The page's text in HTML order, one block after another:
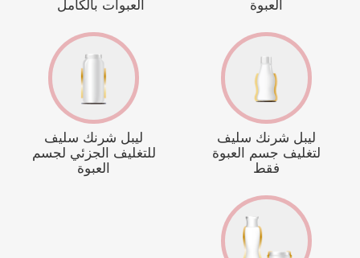
العبوة
العبوات بالكامل
ليبل شرنك سليف
لتغليف جسم العبوة
فقط
ليبل شرنك سليف
للتغليف الجزئي لجسم
العبوة